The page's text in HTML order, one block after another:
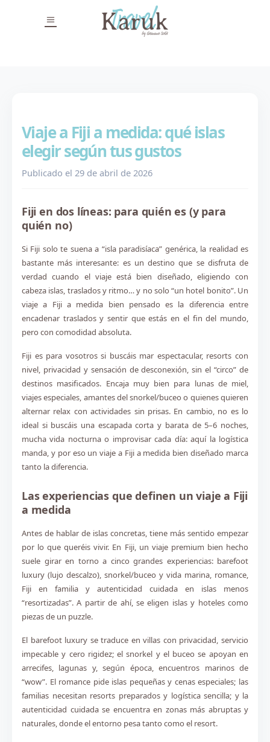
Viaje a Fiji a medida: qué islas
elegir según tus gustos
Publicado el 29 de abril de 2026
Fiji en dos líneas: para quién es (y para
quién no)
Si Fiji solo te suena a “isla paradisíaca” genérica, la realidad es
bastante más interesante: es un destino que se disfruta de
verdad cuando el viaje está bien diseñado, eligiendo con
cabeza islas, traslados y ritmo… y no solo “un hotel bonito”. Un
viaje a Fiji a medida bien pensado es la diferencia entre
encadenar traslados y sentir que estás en el fin del mundo,
pero con comodidad absoluta.
Fiji es para vosotros si buscáis mar espectacular, resorts con
nivel, privacidad y sensación de desconexión, sin el “circo” de
destinos masificados. Encaja muy bien para lunas de miel,
viajes especiales, amantes del snorkel/buceo o quienes quieren
alternar relax con actividades sin prisas. En cambio, no es lo
ideal si buscáis una escapada corta y barata de 5–6 noches,
mucha vida nocturna o improvisar cada día: aquí la logística
manda, y por eso un viaje a Fiji a medida bien diseñado marca
tanto la diferencia.
Las experiencias que definen un viaje a Fiji
a medida
Antes de hablar de islas concretas, tiene más sentido empezar
por lo que queréis vivir. En Fiji, un viaje premium bien hecho
suele girar en torno a cinco grandes experiencias: barefoot
luxury (lujo descalzo), snorkel/buceo y vida marina, romance,
Fiji en familia y autenticidad cuidada en islas menos
“resortizadas”. A partir de ahí, se eligen islas y hoteles como
piezas de un puzzle.
El barefoot luxury se traduce en villas con privacidad, servicio
impecable y cero rigidez; el snorkel y el buceo se apoyan en
arrecifes, lagunas y, según época, encuentros marinos de
“wow”. El romance pide islas pequeñas y cenas especiales; las
familias necesitan resorts preparados y logística sencilla; y la
autenticidad cuidada se encuentra en zonas más abruptas y
naturales, donde el entorno pesa tanto como el resort.